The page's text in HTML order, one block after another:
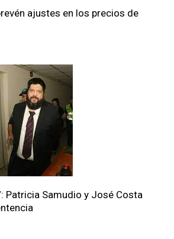
ajustes en los precios de
Patricia Samudio y José Costa